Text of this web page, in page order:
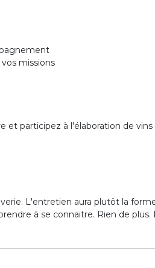
missions
et participez à l'élaboration de vins
L'entretien aura plutôt la
à se connaitre. Rien de plus.